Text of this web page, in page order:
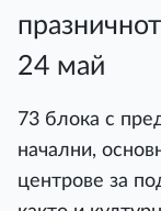
24 май
73 блока с
начални,
центрове за